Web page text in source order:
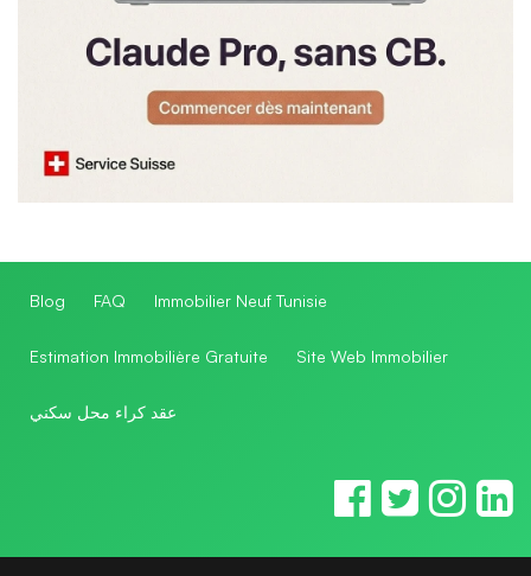
Blog FAQ Immobilier Neuf Tunisie
Estimation Immobilière Gratuite Site Web Immobilier
عقد كراء محل سكني